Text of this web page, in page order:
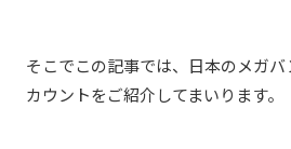
そこでこの記事では、日本のメガ
カウントをご紹介してまいります。